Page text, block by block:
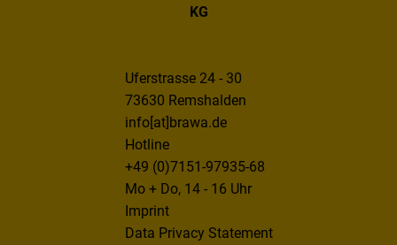
KG
Uferstrasse 24 - 30
73630 Remshalden
info[at]brawa.de
Hotline
+49 (0)7151-97935-68
Mo + Do, 14 - 16 Uhr
Imprint
Data Privacy Statement